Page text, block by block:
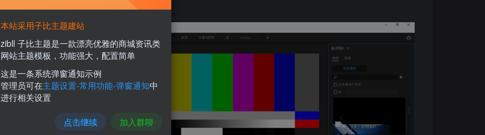
本站采用子比主题建站
zibll 子比主题是一款漂亮优雅的商城资讯类
网站主题模板，功能强大，配置简单
这是一条系统弹窗通知示例
管理员可在主题设置-常用功能-弹窗通知中
进行相关设置
点击继续 加入群聊